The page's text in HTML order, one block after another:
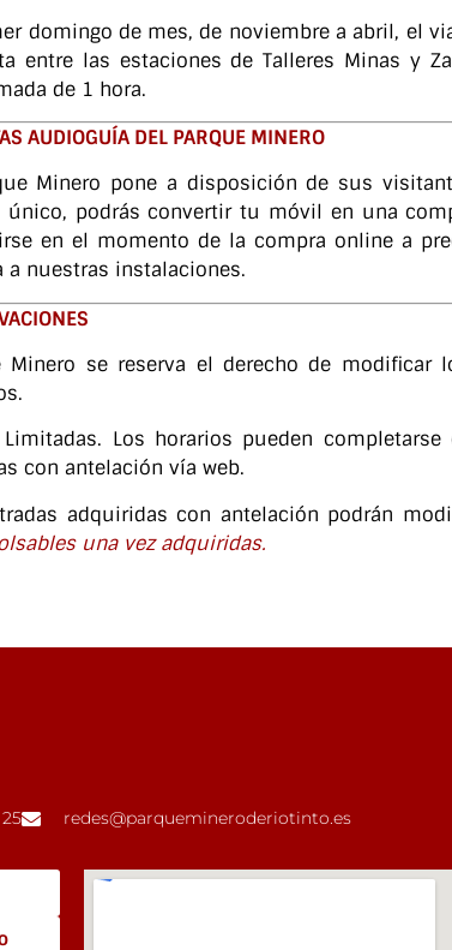
domingo de mes, de noviembre a abril, el
entre las estaciones de Talleres Minas y
de 1 hora.
AUDIOGUÍA DEL PARQUE MINERO
Minero pone a disposición de sus
único, podrás convertir tu móvil en una
en el momento de la compra online a
a nuestras instalaciones.
Minero se reserva el derecho de
Limitadas. Los horarios pueden
con antelación vía web.
adquiridas con antelación podrán
una vez adquiridas.
redes@parquemineroderiotinto.es